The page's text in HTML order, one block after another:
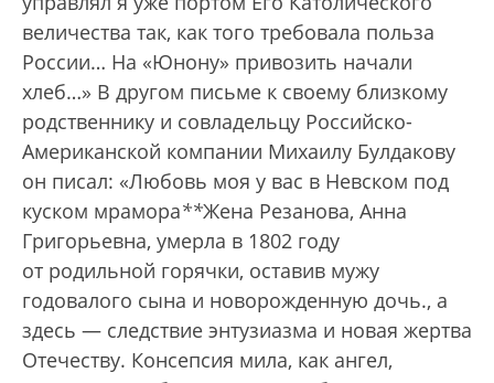
величества так, как того требовала польза
России… На «Юнону» привозить начали
хлеб…» В другом письме к своему близкому
родственнику и совладельцу Российско-
Американской компании Михаилу Булдакову
он писал: «Любовь моя у вас в Невском под
куском мрамора**Жена Резанова, Анна
Григорьевна, умерла в 1802 году
от родильной горячки, оставив мужу
годовалого сына и новорожденную дочь., а
здесь — следствие энтузиазма и новая жертва
Отечеству. Консепсия мила, как ангел,